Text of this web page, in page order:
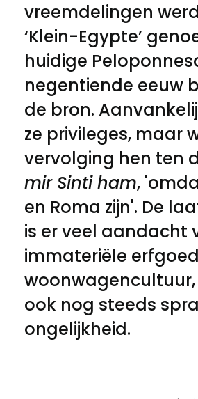
vreemdelingen
‘Klein-Egypte’
huidige
negentiende eeuw
de bron.
ze privileges, maar
vervolging hen ten
mir Sinti ham,
en Roma zijn'. De
is er veel aandacht
immateriële
ook nog steeds
ongelijkheid.